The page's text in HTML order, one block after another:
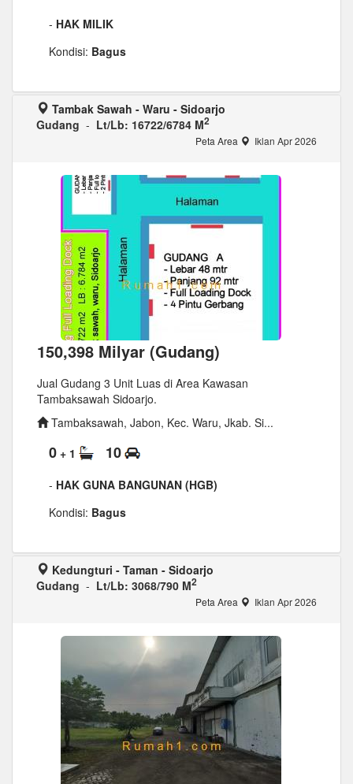
- HAK MILIK
Kondisi: Bagus
Tambak Sawah - Waru - Sidoarjo
Gudang - Lt/Lb: 16722/6784 M2
Peta Area Iklan Apr 2026
150,398 Milyar (Gudang)
Jual Gudang 3 Unit Luas di Area Kawasan
Tambaksawah Sidoarjo.
Tambaksawah, Jabon, Kec. Waru, Jkab. Si...
0 + 1 10
- HAK GUNA BANGUNAN (HGB)
Kondisi: Bagus
Kedungturi - Taman - Sidoarjo
Gudang - Lt/Lb: 3068/790 M2
Peta Area Iklan Apr 2026